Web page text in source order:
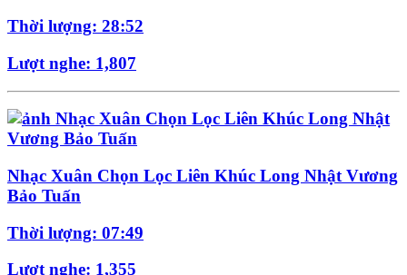
Thời lượng: 28:52
Lượt nghe: 1,807
Nhạc Xuân Chọn Lọc Liên Khúc Long Nhật Vương
Bảo Tuấn
Thời lượng: 07:49
Lượt nghe: 1,355